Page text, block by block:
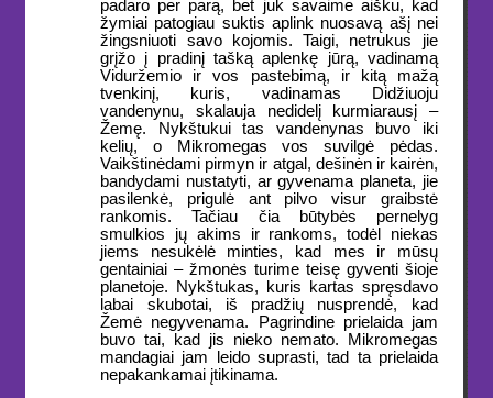
padaro per parą, bet juk savaime aišku, kad
žymiai patogiau suktis aplink nuosavą ašį nei
žingsniuoti savo kojomis. Taigi, netrukus jie
grįžo į pradinį tašką aplenkę jūrą, vadinamą
Viduržemio ir vos pastebimą, ir kitą mažą
tvenkinį, kuris, vadinamas Didžiuoju
vandenynu, skalauja nedidelį kurmiarausį –
Žemę. Nykštukui tas vandenynas buvo iki
kelių, o Mikromegas vos suvilgė pėdas.
Vaikštinėdami pirmyn ir atgal, dešinėn ir kairėn,
bandydami nustatyti, ar gyvenama planeta, jie
pasilenkė, prigulė ant pilvo visur graibstė
rankomis. Tačiau čia būtybės pernelyg
smulkios jų akims ir rankoms, todėl niekas
jiems nesukėlė minties, kad mes ir mūsų
gentainiai – žmonės turime teisę gyventi šioje
planetoje. Nykštukas, kuris kartas spręsdavo
labai skubotai, iš pradžių nusprendė, kad
Žemė negyvenama. Pagrindine prielaida jam
buvo tai, kad jis nieko nemato. Mikromegas
mandagiai jam leido suprasti, tad ta prielaida
nepakankamai įtikinama.